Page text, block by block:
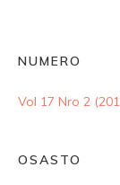
NUMERO
Vol 17 Nro 2
OSASTO